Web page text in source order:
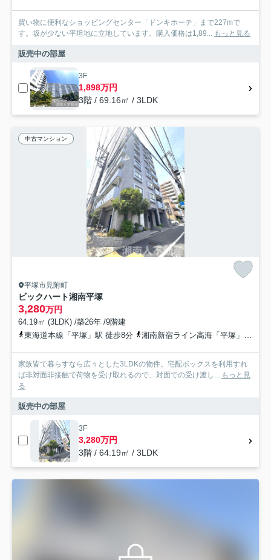
買い物に便利なショッピングセンター「ドンキホーテ」まで227mで
す。坂が少ない平坦地に立地しています。購入価格は1,89...
もっと見る
販売中の部屋
3F
1,898万円
3階 / 69.16㎡ / 3LDK
中古マンション
平塚市見附町
ビックハート湘南平塚
3,280万円
64.19㎡ (3LDK) /築26年 /9階建
東海道本線「平塚」駅 徒歩8分
湘南新宿ライン高海「平塚」駅 徒歩8分
家族皆で暮らすなら広々とした3LDKの物件。宅配ボックスを利用すれ
ば非対面非接触で荷物を受け取れるので、対面での受け渡し...
もっと見
る
販売中の部屋
3F
3,280万円
3階 / 64.19㎡ / 3LDK